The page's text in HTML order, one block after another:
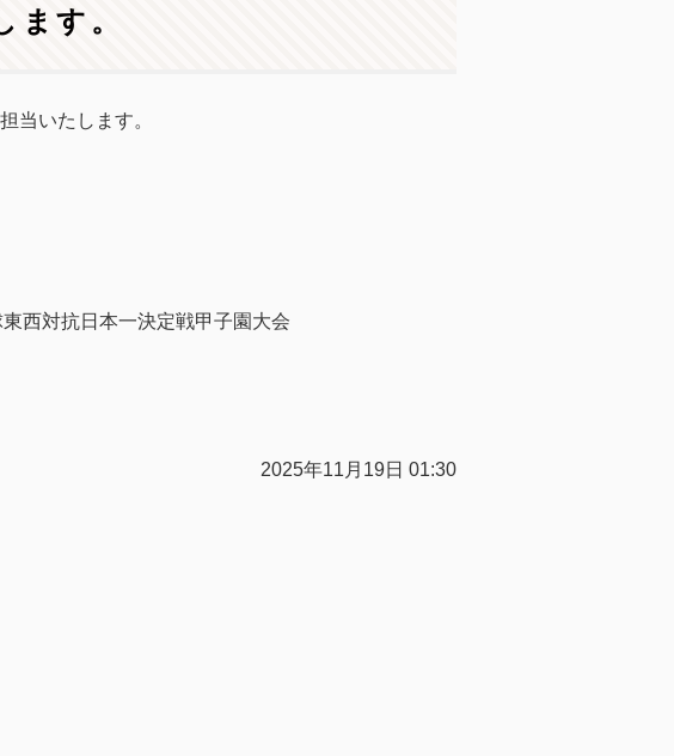
ます。
当いたします。
対抗日本一決定戦甲子園大会
2025年11月19日 01:30